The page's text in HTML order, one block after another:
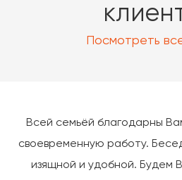
Посмотреть
Всей семьёй благодарны
своевременную работу.
изящной и удобной. Будем